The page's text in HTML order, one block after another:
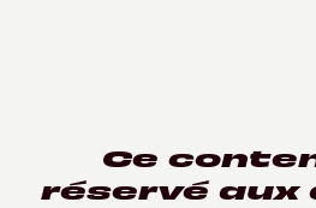
Ce
réservé aux